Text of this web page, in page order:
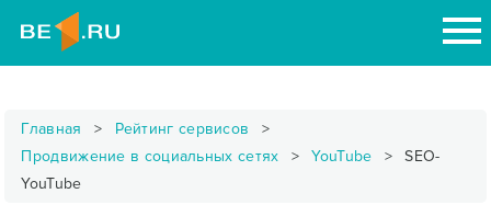
Главная
Рейтинг сервисов
Продвижение в социальных сетях
YouTube
SEO-
YouTube